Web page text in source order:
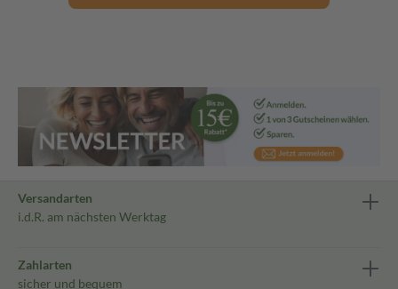
Versandarten
i.d.R. am nächsten Werktag
Zahlarten
sicher und bequem